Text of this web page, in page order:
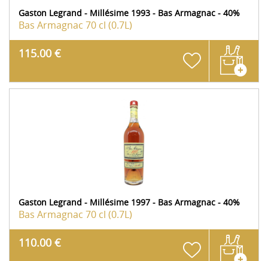
Gaston Legrand - Millésime 1993 - Bas Armagnac - 40%
Bas Armagnac 70 cl (0.7L)
115.00 €
Gaston Legrand - Millésime 1997 - Bas Armagnac - 40%
Bas Armagnac 70 cl (0.7L)
110.00 €